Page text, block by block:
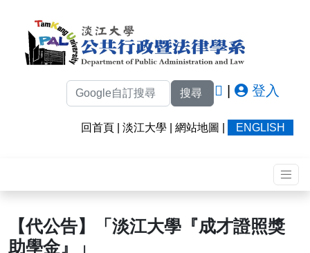
搜尋 登入
回首頁 淡江大學 網站地圖 ENGLISH
【代公告】「淡江大學『成才證照獎
助學金』」